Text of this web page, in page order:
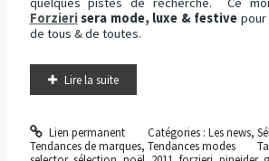
Forzierisera mode, luxe & festive pour
de tous & de toutes.
Lire la suite
Lien permanent Catégories : Les news,
Tendances de marques, Tendances modes